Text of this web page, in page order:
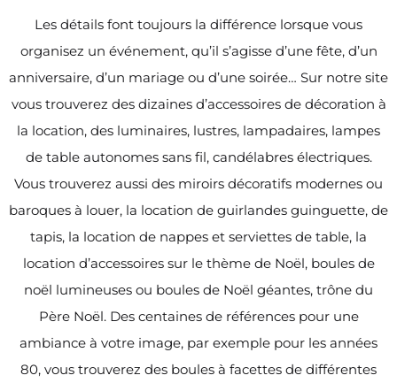
Les détails font toujours la différence lorsque vous
organisez un événement, qu’il s’agisse d’une fête, d’un
anniversaire, d’un mariage ou d’une soirée… Sur notre site
vous trouverez des dizaines d’accessoires de décoration à
la location, des luminaires, lustres, lampadaires, lampes
de table autonomes sans fil, candélabres électriques.
Vous trouverez aussi des miroirs décoratifs modernes ou
baroques à louer, la location de guirlandes guinguette, de
tapis, la location de nappes et serviettes de table, la
location d’accessoires sur le thème de Noël, boules de
noël lumineuses ou boules de Noël géantes, trône du
Père Noël. Des centaines de références pour une
ambiance à votre image, par exemple pour les années
80, vous trouverez des boules à facettes de différentes